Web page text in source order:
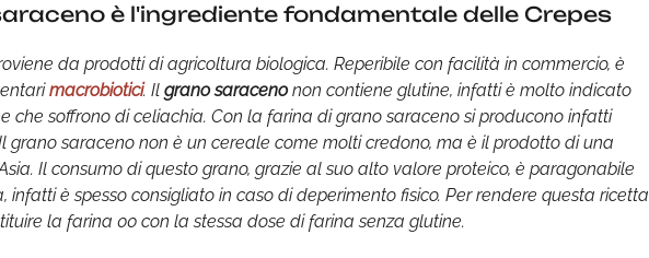
è l'ingrediente fondamentale delle Crepes
da prodotti di agricoltura biologica. Reperibile con facilità in commercio, è
macrobiotici. Il grano saracenonon contiene glutine, infatti è molto indicato
che soffrono di celiachia. Con la farina di grano saraceno si producono infatti
grano saraceno non è un cereale come molti credono, ma è il prodotto di una
Il consumo di questo grano, grazie al suo alto valore proteico, è paragonabile
è spesso consigliato in caso di deperimento fisico. Per rendere questa ricetta
la farina 00 con la stessa dose di farina senza glutine.